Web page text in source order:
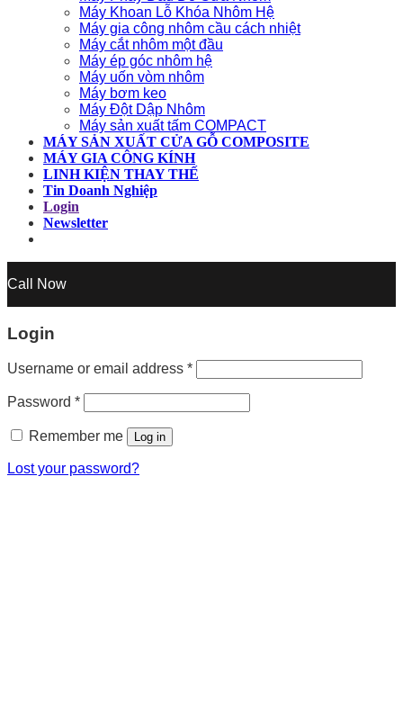
Máy Khoan Lỗ Khóa Nhôm Hệ
Máy gia công nhôm cầu cách nhiệt
Máy cắt nhôm một đầu
Máy ép góc nhôm hệ
Máy uốn vòm nhôm
Máy bơm keo
Máy Đột Dập Nhôm
Máy sản xuất tấm COMPACT
MÁY SẢN XUẤT CỬA GỖ COMPOSITE
MÁY GIA CÔNG KÍNH
LINH KIỆN THAY THẾ
Tin Doanh Nghiệp
Login
Newsletter
Call Now
Login
Username or email address *
Password *
Remember me Log in
Lost your password?